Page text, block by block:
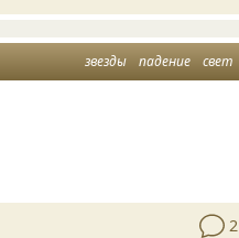
звезды падение свет
2